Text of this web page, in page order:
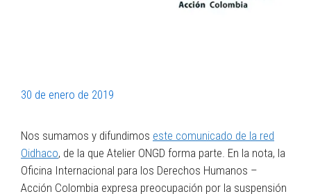
30 de enero de 2019
Nos sumamos y difundimos este comunicado de la red
Oidhaco, de la que Atelier ONGD forma parte. En la nota, la
Oficina Internacional para los Derechos Humanos –
Acción Colombia expresa preocupación por la suspensión